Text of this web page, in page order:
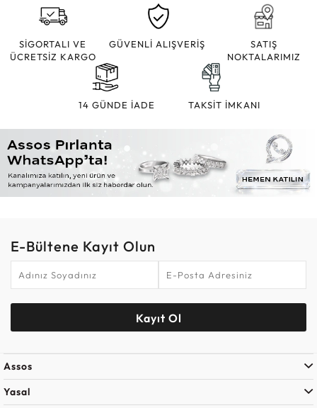
SİGORTALI VE
ÜCRETSİZ KARGO
GÜVENLİ ALIŞVERİŞ
SATIŞ
NOKTALARIMIZ
14 GÜNDE İADE TAKSİT İMKANI
E-Bültene Kayıt Olun
Kayıt Ol
Assos
Yasal